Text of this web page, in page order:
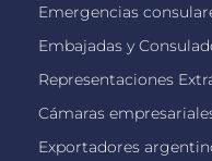
Emergencias
Embajadas y
Representaciones
Cámaras
Exportadores